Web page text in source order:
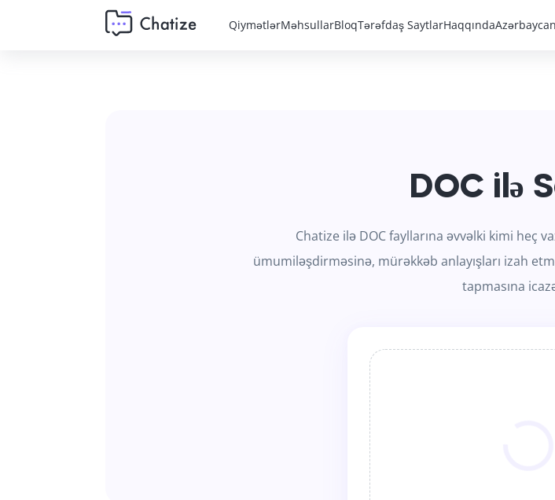
QiymətlərMəhsullarBloqTərəfdaş SaytlarHaqqında
DOC ilə
Chatize ilə DOC fayllarına əvvəlki kimi heç
ümumiləşdirməsinə, mürəkkəb anlayışları izah
tapmasına